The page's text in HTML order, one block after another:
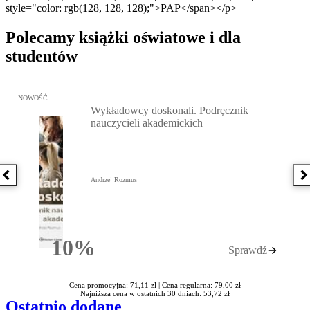
style="color: rgb(128, 128, 128);">PAP</span></p>
Polecamy książki oświatowe i dla
studentów
Poprzednia książka
Przejdź do: Wykładowcy doskonali. Podręcznik nauczycieli
NOWOŚĆ
10%Rabatu
Wykładowcy doskonali. Podręcznik
nauczycieli akademickich
Andrzej Rozmus
Sprawdź
Cena promocyjna: 71,11 zł | Cena regularna: 79,00 zł
Najniższa cena w ostatnich 30 dniach: 53,72 zł